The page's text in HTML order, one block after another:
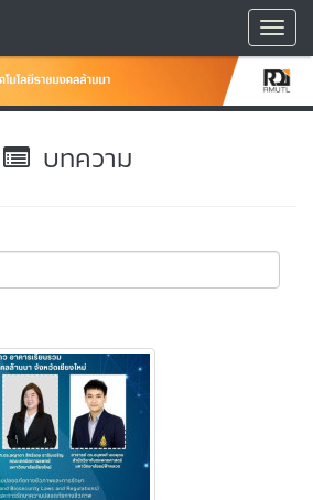
บทความ